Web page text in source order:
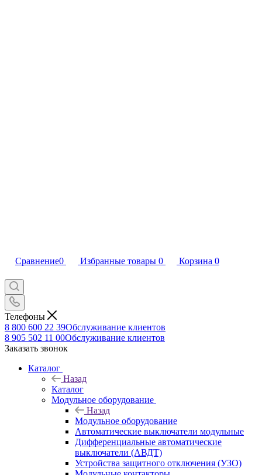
Сравнение0 Избранные товары 0 Корзина 0
Телефоны
8 800 600 22 39Обслуживание клиентов
8 905 502 11 00Обслуживание клиентов
Заказать звонок
Каталог
Назад
Каталог
Модульное оборудование
Назад
Модульное оборудование
Автоматические выключатели модульные
Дифференциальные автоматические
выключатели (АВДТ)
Устройства защитного отключения (УЗО)